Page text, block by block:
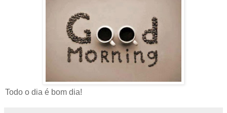
Todo o dia é bom dia!